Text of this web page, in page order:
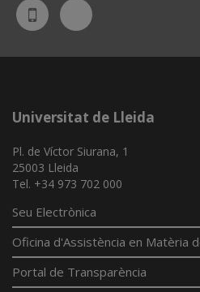
UdL
App
Bluesky
Universitat de Lleida
Pl. de Víctor Siurana, 1
25003 Lleida
Tel. +34 973 702 000
Seu Electrònica
Oficina d'Assistència en Matèria
Portal de Transparència